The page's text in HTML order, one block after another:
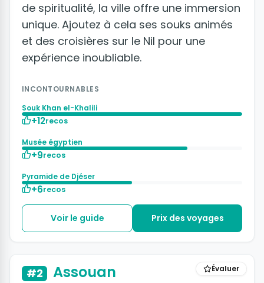
de spiritualité, la ville offre une immersion
unique. Ajoutez à cela ses souks animés
et des croisières sur le Nil pour une
expérience inoubliable.
INCONTOURNABLES
Souk Khan el-Khalili
+12recos
Musée égyptien
+9recos
Pyramide de Djéser
+6recos
Voir le guide Prix des voyages
Évaluer
#2 Assouan